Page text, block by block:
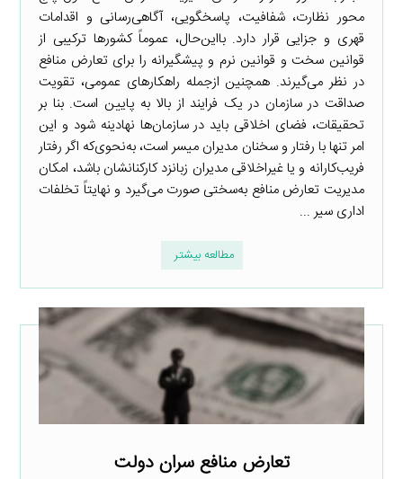
محور نظارت، شفافیت، پاسخگویی، آگاهی‌رسانی و اقدامات
قهری و جزایی قرار دارد. بااین‌حال، عموماً کشورها ترکیبی از
قوانین سخت و قوانین نرم و پیشگیرانه را برای تعارض منافع
در نظر می‌گیرند. همچنین ازجمله راهکارهای عمومی، تقویت
صداقت در سازمان در یک فرایند از بالا به پایین است. بنا بر
تحقیقات، فضای اخلاقی باید در سازمان‌ها نهادینه شود و این
امر تنها با رفتار و سخنان مدیران میسر است، به‌نحوی‌که اگر رفتار
فریب‌کارانه و یا غیراخلاقی مدیران زبانزد کارکنانشان باشد، امکان
مدیریت تعارض منافع به‌سختی صورت می‌گیرد و نهایتاً تخلفات
اداری سیر ...
مطالعه بیشتر
تعارض منافع سران دولت